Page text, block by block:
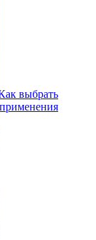
выбрать